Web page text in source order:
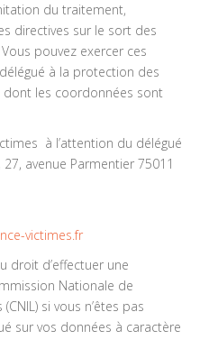
du traitement,
directives sur le sort des
pouvez exercer ces
à la protection des
dont les coordonnées sont
à l’attention du délégué
avenue Parmentier 75011
victimes.fr
droit d’effectuer une
Nationale de
si vous n’êtes pas
sur vos données à caractère